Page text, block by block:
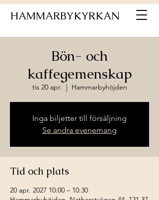
HAMMARBYKYRKAN
Bön- och
kaffegemenskap
tis 20 apr.
  |
Hammarbyhöjden
Inga biljetter till försäljning
Se andra evenemang
Tid och plats
20 apr. 2027 10:00 – 10:30